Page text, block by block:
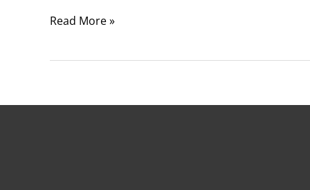
Read More »